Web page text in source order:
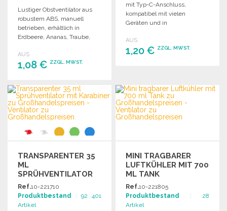
Lustiger Obstventilator aus
robustem ABS, manuell
betrieben, erhältlich in
Erdbeere, Ananas, Traube,
Einzelverpackung in
Recyclingbeutel.
AUS
1,08 € ZZGL. MWST.
BESTELLEN
Angebot anfordern
mit Typ-C-Anschluss,
kompatibel mit vielen
Geräten und in
erhältlich. Individuelle
Kraftverpackung.
AUS
1,20 € ZZGL. MWST.
Angebot anfordern
TRANSPARENTER 35
ML
SPRÜHVENTILATOR
MIT KARABINER
Ref.10-221710
Produktbestand : 92 401
Artikel
MINI TRAGBARER
LUFTKÜHLER MIT 700
ML TANK
Ref.10-221805
Produktbestand : 28
Artikel